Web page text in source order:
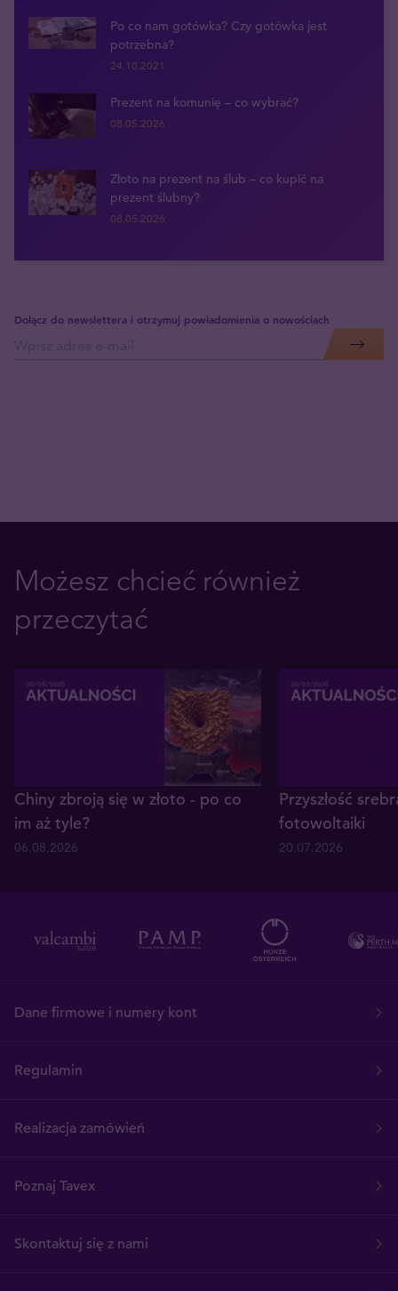
Po co nam gotówka? Czy gotówka jest
potrzebna?
24.10.2021
Prezent na komunię – co wybrać?
08.05.2026
Złoto na prezent na ślub – co kupić na
prezent ślubny?
08.05.2026
Dołącz do newslettera i otrzymuj powiadomienia o nowościach
Możesz chcieć również
przeczytać
Chiny zbroją się w złoto - po co
im aż tyle?
06.08.2026
Przyszłość
fotowoltaiki
20.07.2026
Dane firmowe i numery kont
Regulamin
Realizacja zamówień
Poznaj Tavex
Skontaktuj się z nami